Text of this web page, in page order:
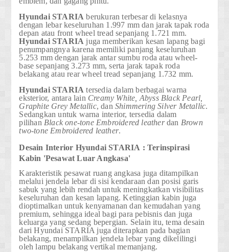
Hyundai STARIA berukuran terbesar di kelasnya
dengan lebar keseluruhan 1.997 mm dan jarak tapak roda
depan atau front wheel tread sepanjang 1.721 mm.
Hyundai STARIA juga memberikan kesan lapang bagi
penumpangnya karena memiliki panjang keseluruhan
5.253 mm dengan jarak antar sumbu roda atau wheel-
base sepanjang 3.273 mm, serta jarak tapak roda
belakang atau rear wheel tread sepanjang 1.732 mm.
Hyundai STARIA tersedia dalam berbagai warna
eksterior, antara lain Creamy White, Abyss Black Pearl,
Graphite Grey Metallic, danShimmering Silver Metallic.
Sedangkan untuk warna interior, tersedia dalam
pilihan Black one-tone Embroidered leatherdan Brown
two-tone Embroidered leather.
Desain Interior Hyundai STARIA : Terinspirasi
Kabin 'Pesawat Luar Angkasa'
Karakteristik pesawat ruang angkasa juga ditampilkan
melalui jendela lebar di sisi kendaraan dan posisi garis
sabuk yang lebih rendah untuk meningkatkan visibilitas
keseluruhan dan kesan lapang. Ketinggian kabin juga
dioptimalkan untuk kenyamanan dan kemudahan yang
premium, sehingga ideal bagi para pebisnis dan juga
keluarga yang sedang bepergian. Selain itu, tema desain
dari Hyundai STARIA juga diterapkan pada bagian
belakang, menampilkan jendela lebar yang dikelilingi
oleh lampu belakang vertikal memanjang.